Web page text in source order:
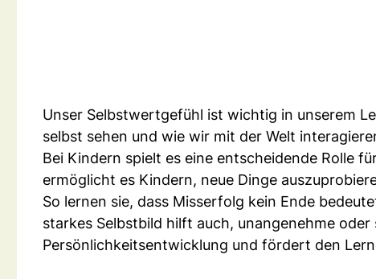
Unser Selbstwertgefühl ist wichtig in unserem
selbst sehen und wie wir mit der Welt
Bei Kindern spielt es eine entscheidende Rolle
ermöglicht es Kindern, neue Dinge
So lernen sie, dass Misserfolg kein Ende
starkes Selbstbild hilft auch, unangenehme
Persönlichkeitsentwicklung und fördert den